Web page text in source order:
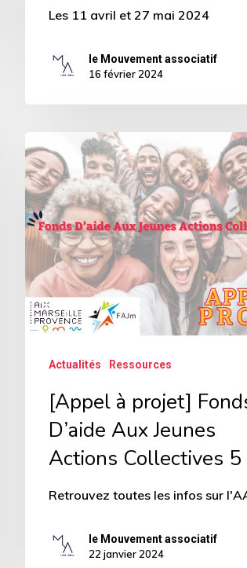
Les 11 avril et 27 mai 2024
le Mouvement associatif
16 février 2024
[Appel
à
projet]
Fonds
D’aide
Aux
Jeunes
Actions
Actualités Ressources
[Appel à projet]
D’aide Aux Jeunes
Actions Collectives 5
Retrouvez toutes les infos sur
le Mouvement associatif
22 janvier 2024